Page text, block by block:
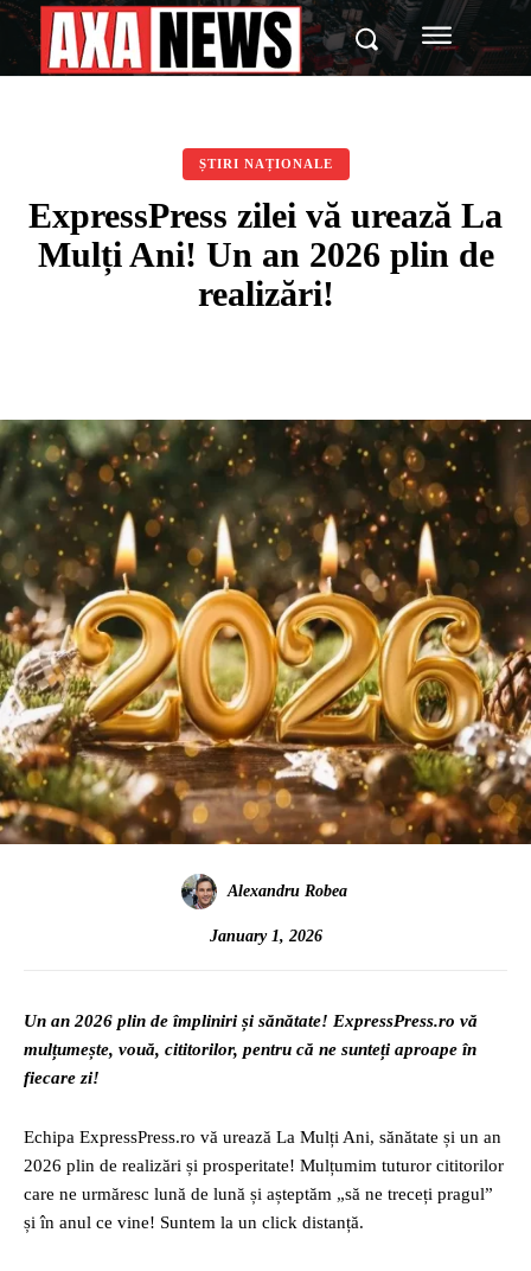
ȘTIRI NAȚIONALE
ExpressPress zilei vă urează La
Mulți Ani! Un an 2026 plin de
realizări!
Alexandru Robea
January 1, 2026
Un an 2026 plin de împliniri și sănătate! ExpressPress.ro vă
mulțumește, vouă, cititorilor, pentru că ne sunteți aproape în
fiecare zi!
Echipa ExpressPress.ro vă urează La Mulți Ani, sănătate și un an
2026 plin de realizări și prosperitate! Mulțumim tuturor cititorilor
care ne urmăresc lună de lună și așteptăm „să ne treceți pragul”
și în anul ce vine! Suntem la un click distanță.